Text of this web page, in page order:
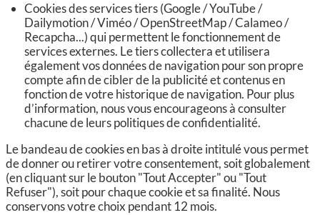
Cookies des services tiers (Google / YouTube /
Dailymotion / Viméo / OpenStreetMap / Calameo /
Recapcha...) qui permettent le fonctionnement de
services externes. Le tiers collectera et utilisera
également vos données de navigation pour son propre
compte afin de cibler de la publicité et contenus en
fonction de votre historique de navigation. Pour plus
d’information, nous vous encourageons à consulter
chacune de leurs politiques de confidentialité.
Le bandeau de cookies en bas à droite intitulé vous permet
de donner ou retirer votre consentement, soit globalement
(en cliquant sur le bouton "Tout Accepter" ou "Tout
Refuser"), soit pour chaque cookie et sa finalité. Nous
conservons votre choix pendant 12 mois.